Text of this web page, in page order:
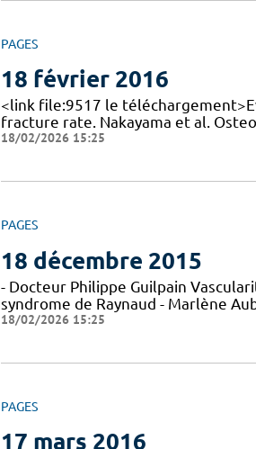
PAGES
18 février 2016
<link file:9517 le
fracture rate. Nakayama et al.
18/02/2026 15:25
PAGES
18 décembre 2015
- Docteur Philippe Guilpain
syndrome de Raynaud - Marlène
18/02/2026 15:25
PAGES
17 mars 2016